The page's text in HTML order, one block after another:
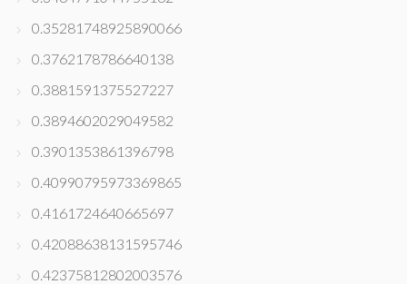
0.35281748925890066
0.3762178786640138
0.3881591375527227
0.3894602029049582
0.3901353861396798
0.40990795973369865
0.4161724640665697
0.42088638131595746
0.42375812802003576